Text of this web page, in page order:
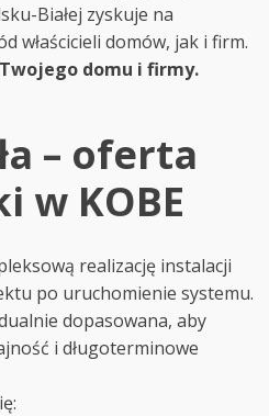
Białej zyskuje na
właścicieli domów, jak i firm.
domu i firmy.
– oferta
KOBE
realizację instalacji
po uruchomienie systemu.
dopasowana, aby
i długoterminowe